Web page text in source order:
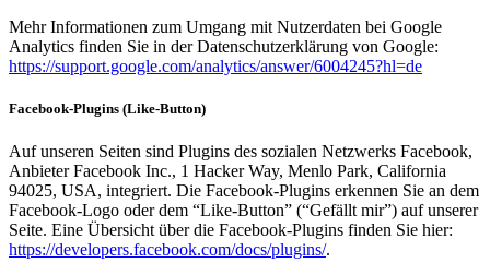
Mehr Informationen zum Umgang mit Nutzerdaten bei Google
Analytics finden Sie in der Datenschutzerklärung von Google:
https://support.google.com/analytics/answer/6004245?hl=de
Facebook-Plugins (Like-Button)
Auf unseren Seiten sind Plugins des sozialen Netzwerks Facebook,
Anbieter Facebook Inc., 1 Hacker Way, Menlo Park, California
94025, USA, integriert. Die Facebook-Plugins erkennen Sie an dem
Facebook-Logo oder dem “Like-Button” (“Gefällt mir”) auf unserer
Seite. Eine Übersicht über die Facebook-Plugins finden Sie hier:
https://developers.facebook.com/docs/plugins/.